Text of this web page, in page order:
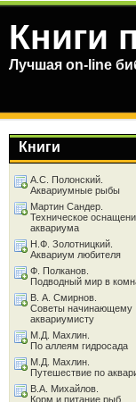
Книги
Лучшая on-line
Книги
А.С. Полонский.
Аквариумные рыбы
Мартин Сандер.
Техническое
аквариума
Н.Ф. Золотницкий.
Аквариум любителя
Ф. Полканов.
Подводный мир в
В. А. Смирнов.
Советы начинающему
аквариумисту
М.Д. Махлин.
По аллеям гидросада
М.Д. Махлин.
Путешествие по
В.А. Михайлов.
Корм и питание рыб